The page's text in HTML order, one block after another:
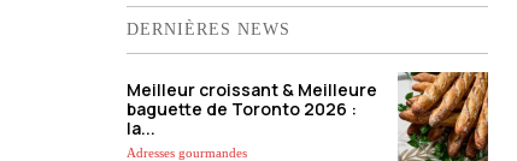
DERNIÈRES NEWS
Meilleur croissant & Meilleure
baguette de Toronto 2026 :
la...
Adresses gourmandes